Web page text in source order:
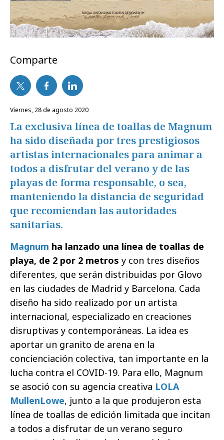
Comparte
viernes, 28 de agosto 2020
La exclusiva línea de toallas de Magnum
ha sido diseñada por tres prestigiosos
artistas internacionales para animar a
todos a disfrutar del verano y de las
playas de forma responsable, o sea,
manteniendo la distancia de seguridad
que recomiendan las autoridades
sanitarias.
Magnum ha lanzado una línea de toallas de
playa, de 2 por 2 metros y con tres diseños
diferentes, que serán distribuidas por Glovo
en las ciudades de Madrid y Barcelona. Cada
diseño ha sido realizado por un artista
internacional, especializado en creaciones
disruptivas y contemporáneas. La idea es
aportar un granito de arena en la
concienciación colectiva, tan importante en la
lucha contra el COVID-19. Para ello, Magnum
se asoció con su agencia creativa LOLA
MullenLowe, junto a la que produjeron esta
línea de toallas de edición limitada que incitan
a todos a disfrutar de un verano seguro